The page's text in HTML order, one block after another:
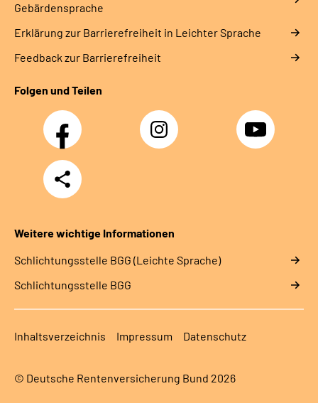
Gebärdensprache
Erklärung zur Barrierefreiheit in Leichter Sprache
Feedback zur Barrierefreiheit
Folgen und Teilen
Facebook Instagram YouTube
Teilen
Weitere wichtige Informationen
Schlich­tungs­stel­le BGG (Leichte Sprache)
Schlich­tungs­stel­le BGG
Inhaltsverzeichnis Impressum Datenschutz
© Deutsche Rentenversicherung Bund 2026